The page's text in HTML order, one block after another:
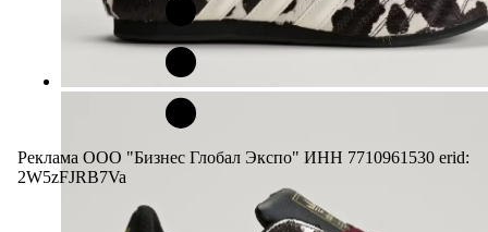
Реклама ООО "Бизнес Глобал Экспо" ИНН 7710961530 erid:
2W5zFJRB7Va